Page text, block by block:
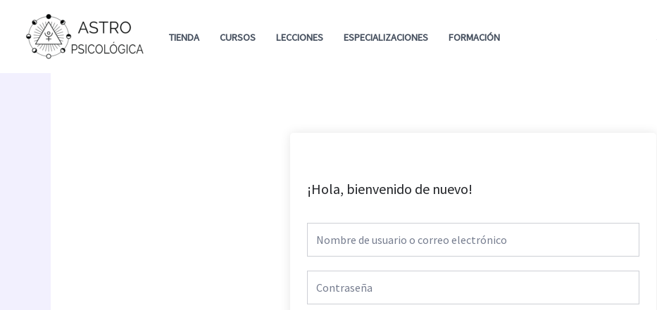
contenido
TIENDA CURSOS LECCIONES ESPECIALIZACIONES FORMACIÓN
¡Hola, bienvenido de nuevo!